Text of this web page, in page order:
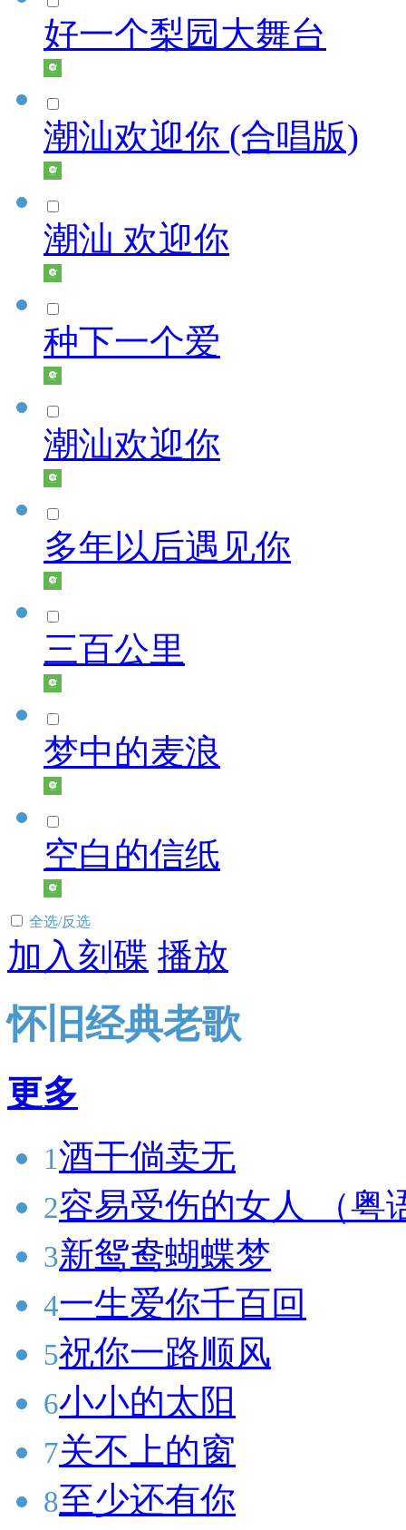
好一个梨园大舞台
潮汕欢迎你 (合唱版)
潮汕 欢迎你
种下一个爱
潮汕欢迎你
多年以后遇见你
三百公里
梦中的麦浪
空白的信纸
全选/反选
加入刻碟 播放
怀旧经典老歌
更多
1酒干倘卖无
2容易受伤的女人 （粤
3新鸳鸯蝴蝶梦
4一生爱你千百回
5祝你一路顺风
6小小的太阳
7关不上的窗
8至少还有你